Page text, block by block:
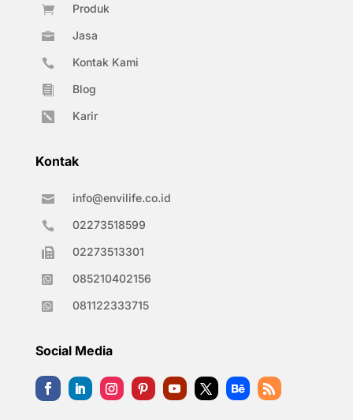
 Produk
 Jasa
 Kontak Kami
 Blog
 Karir
Kontak
 info@envilife.co.id
 02273518599
 02273513301
 085210402156
 081122333715
Social Media